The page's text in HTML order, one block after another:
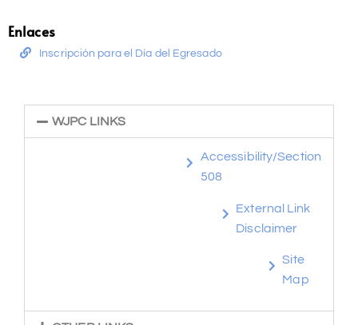
Enlaces
Inscripción para el Día del Egresado
WJPC LINKS
Accessibility/Section
508
External Link
Disclaimer
Site
Map